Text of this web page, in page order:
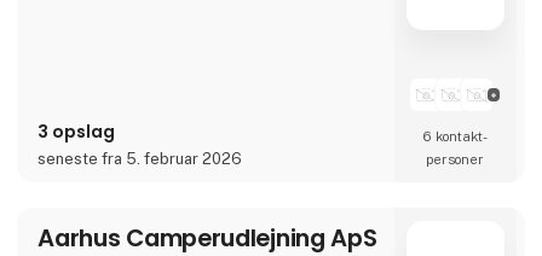
3 opslag
seneste fra 5. februar 2026
6 kontakt­
personer
Aarhus Camperudlejning ApS